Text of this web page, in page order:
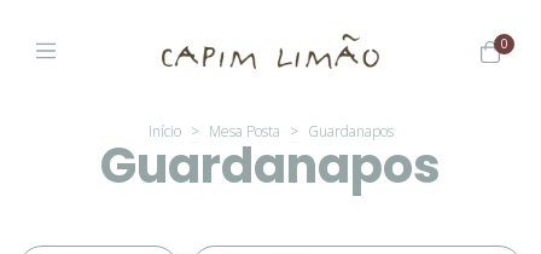
0
Início > Mesa Posta > Guardanapos
Guardanapos